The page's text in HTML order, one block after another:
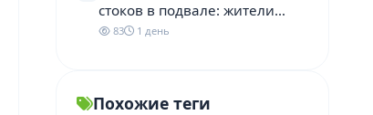
стоков в подвале: жители…
83 1 день
Похожие теги